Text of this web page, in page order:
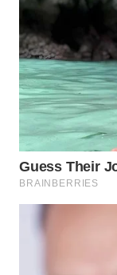
BINJAI
WN
CIREBON
WN
INDRAMAYU
WN